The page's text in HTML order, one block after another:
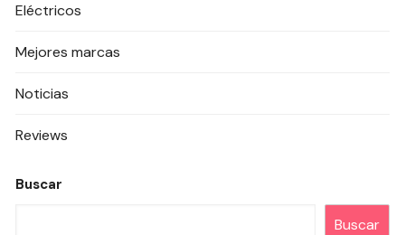
Eléctricos
Mejores marcas
Noticias
Reviews
Buscar
Buscar